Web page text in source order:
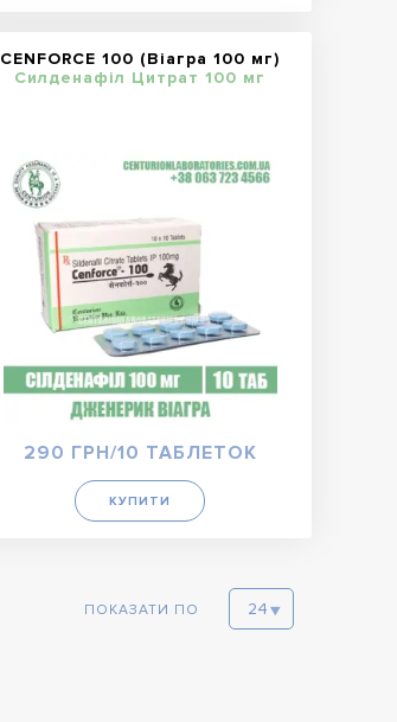
CENFORCE 100 (Віагра 100 мг)
Силденафіл Цитрат 100 мг
290 ГРН/10 ТАБЛЕТОК
КУПИТИ
ПОКАЗАТИ ПО